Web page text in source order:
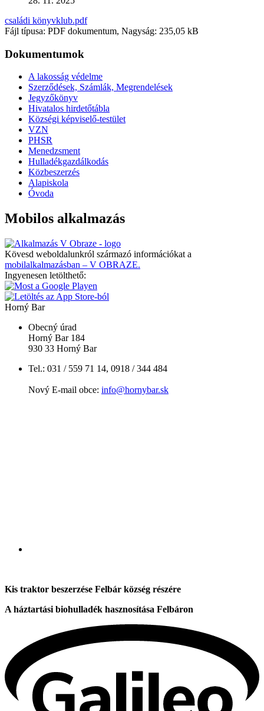
családi könyvklub.pdf
Fájl típusa: PDF dokumentum, Nagyság: 235,05 kB
Dokumentumok
A lakosság védelme
Szerződések, Számlák, Megrendelések
Jegyzőkönyv
Hivatalos hirdetőtábla
Községi képviselő-testület
VZN
PHSR
Menedzsment
Hulladékgazdálkodás
Közbeszerzés
Alapiskola
Óvoda
Mobilos alkalmazás
Kövesd weboldalunkról származó információkat a
mobilalkalmazásban – V OBRAZE.
Ingyenesen letölthető:
Horný Bar
Obecný úrad
Horný Bar 184
930 33 Horný Bar
Tel.: 031 / 559 71 14, 0918 / 344 484
Nový E-mail obce: info@hornybar.sk
Kis traktor beszerzése Felbár község részére
A háztartási biohulladék hasznosítása Felbáron